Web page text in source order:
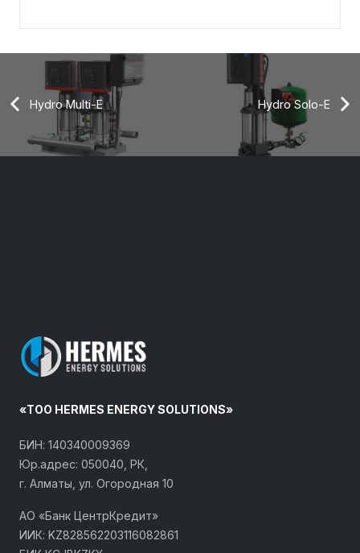
Hydro Multi-E Hydro Solo-E
«ТОО HERMES ENERGY SOLUTIONS»
БИН: 140340009369
Юр.адрес: 050040, РК,
г. Алматы, ул. Огородная 10
АО «Банк ЦентрКредит»
ИИК: KZ828562203116082861